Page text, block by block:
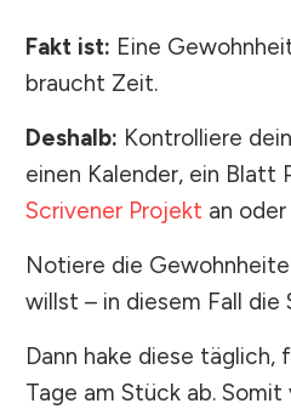
Fakt ist: Eine
braucht Zeit.
Deshalb: Kontrolliere
einen Kalender, ein Blatt
Scrivener Projekt an
Notiere die
willst – in diesem Fall die
Dann hake diese täglich,
Tage am Stück ab.